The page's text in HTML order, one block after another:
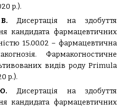
20 р.).
В.Дисертація на здобуття
кандидата фармацевтичних
15.00.02 – фармацевтична
Фармакогностичне
видів роду Primula
р.).
Ю. Дисертація на здобуття
кандидата фармацевтичних